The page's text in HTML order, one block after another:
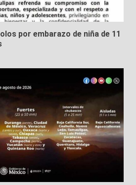
por embarazo de niña de 11